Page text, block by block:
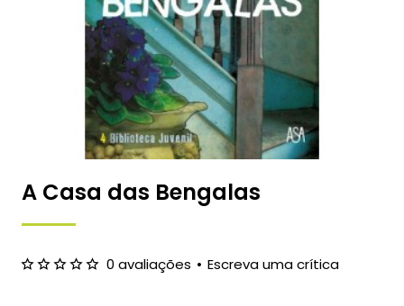
A Casa das Bengalas
0 avaliações • Escreva uma crítica